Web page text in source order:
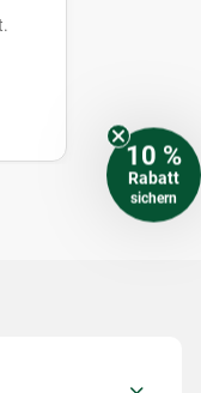
10 %
Rabatt
sichern